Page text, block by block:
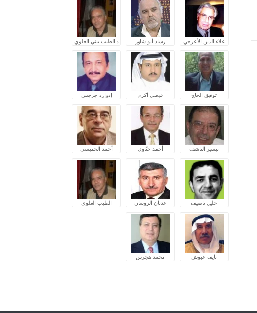
علاء الدين الأعرجي رشاد أبو شاور د.الطيب بيتي العلوي
توفيق الحاج فيصل أكرم إدوارد جرجس
تيسير الناشف أحمد ختّاوي أحمد الخميسي
خليل ناصيف عدنان الروسان الطيب العلوي
نايف عبوش محمد هجرس